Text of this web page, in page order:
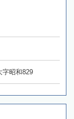
字昭和829